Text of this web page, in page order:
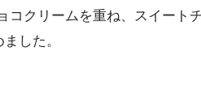
コクリームを重ね、スイート
した。